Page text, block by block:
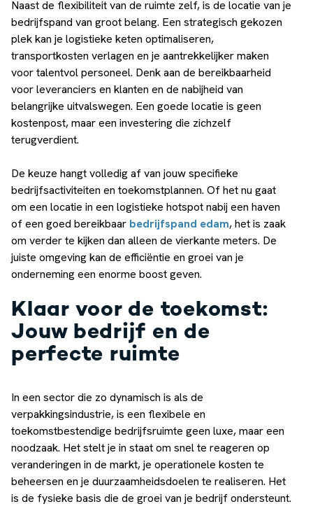
Naast de flexibiliteit van de ruimte zelf, is de locatie van je
bedrijfspand van groot belang. Een strategisch gekozen
plek kan je logistieke keten optimaliseren,
transportkosten verlagen en je aantrekkelijker maken
voor talentvol personeel. Denk aan de bereikbaarheid
voor leveranciers en klanten en de nabijheid van
belangrijke uitvalswegen. Een goede locatie is geen
kostenpost, maar een investering die zichzelf
terugverdient.
De keuze hangt volledig af van jouw specifieke
bedrijfsactiviteiten en toekomstplannen. Of het nu gaat
om een locatie in een logistieke hotspot nabij een haven
of een goed bereikbaar bedrijfspand edam, het is zaak
om verder te kijken dan alleen de vierkante meters. De
juiste omgeving kan de efficiëntie en groei van je
onderneming een enorme boost geven.
Klaar voor de toekomst:
Jouw bedrijf en de
perfecte ruimte
In een sector die zo dynamisch is als de
verpakkingsindustrie, is een flexibele en
toekomstbestendige bedrijfsruimte geen luxe, maar een
noodzaak. Het stelt je in staat om snel te reageren op
veranderingen in de markt, je operationele kosten te
beheersen en je duurzaamheidsdoelen te realiseren. Het
is de fysieke basis die de groei van je bedrijf ondersteunt.